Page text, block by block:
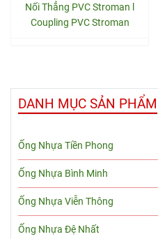
Nối Thẳng PVC Stroman l
Coupling PVC Stroman
DANH MỤC SẢN PHẨM
Ống Nhựa Tiền Phong
Ống Nhựa Bình Minh
Ống Nhựa Viễn Thông
Ống Nhựa Đệ Nhất